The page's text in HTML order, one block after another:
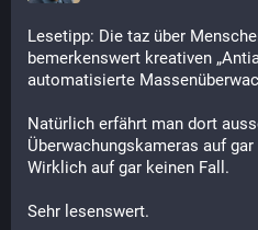
Lesetipp: Die taz über
bemerkenswert kreativen
automatisierte
Natürlich erfährt man dort
Überwachungskameras auf
Wirklich auf gar keinen Fall.
Sehr lesenswert.